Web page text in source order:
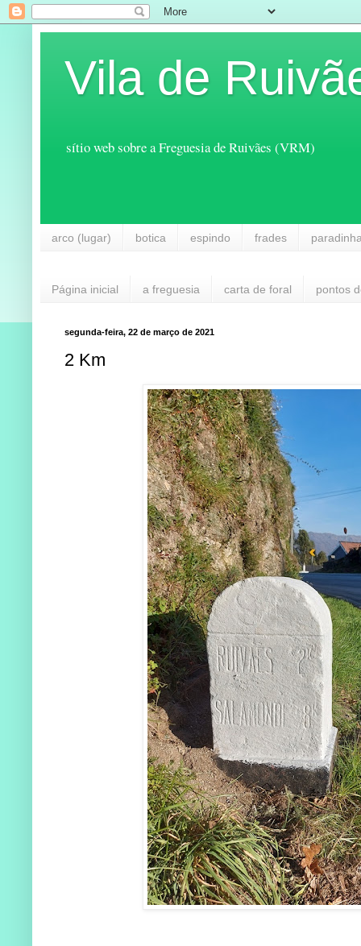
Vila de
sítio web sobre a Freguesia de Ruivães (VRM)
arco (lugar) botica espindo frades
Página inicial a freguesia carta de foral pontos
segunda-feira, 22 de março de 2021
2 Km